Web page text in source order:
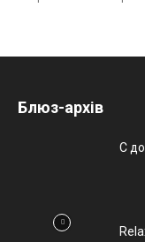
Блюз-архів
С